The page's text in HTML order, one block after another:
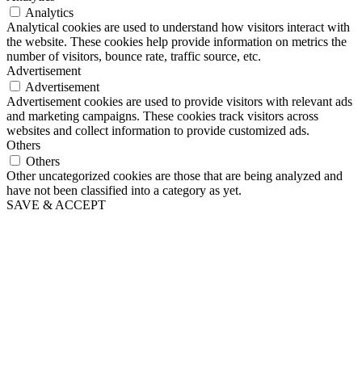
Analytics
Analytical cookies are used to understand how visitors interact with
the website. These cookies help provide information on metrics the
number of visitors, bounce rate, traffic source, etc.
Advertisement
Advertisement
Advertisement cookies are used to provide visitors with relevant ads
and marketing campaigns. These cookies track visitors across
websites and collect information to provide customized ads.
Others
Others
Other uncategorized cookies are those that are being analyzed and
have not been classified into a category as yet.
SAVE & ACCEPT